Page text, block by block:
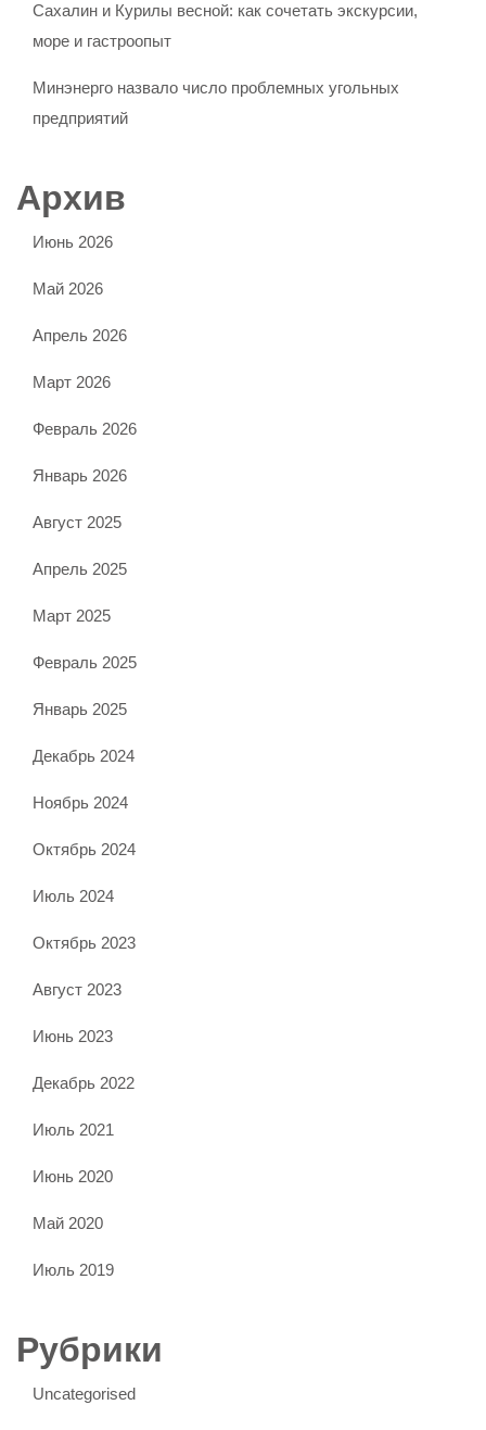
Сахалин и Курилы весной: как сочетать экскурсии,
море и гастроопыт
Минэнерго назвало число проблемных угольных
предприятий
Архив
Июнь 2026
Май 2026
Апрель 2026
Март 2026
Февраль 2026
Январь 2026
Август 2025
Апрель 2025
Март 2025
Февраль 2025
Январь 2025
Декабрь 2024
Ноябрь 2024
Октябрь 2024
Июль 2024
Октябрь 2023
Август 2023
Июнь 2023
Декабрь 2022
Июль 2021
Июнь 2020
Май 2020
Июль 2019
Рубрики
Uncategorised